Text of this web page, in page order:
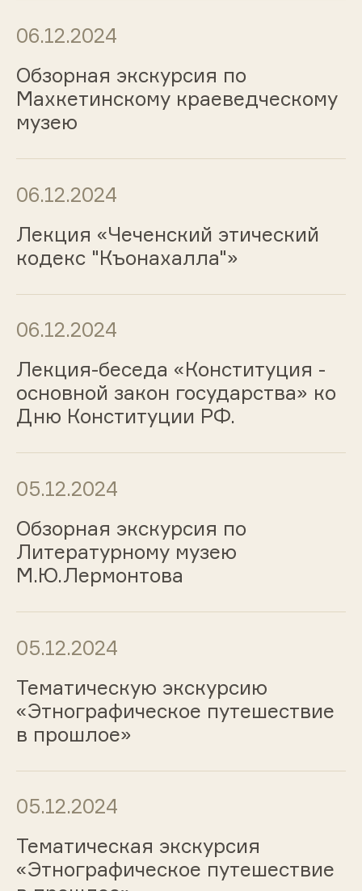
06.12.2024
Обзорная экскурсия по
Махкетинскому краеведческому
музею
06.12.2024
Лекция «Чеченский этический
кодекс "Къонахалла"»
06.12.2024
Лекция-беседа «Конституция -
основной закон государства» ко
Дню Конституции РФ.
05.12.2024
Обзорная экскурсия по
Литературному музею
М.Ю.Лермонтова
05.12.2024
Тематическую экскурсию
«Этнографическое путешествие
в прошлое»
05.12.2024
Тематическая экскурсия
«Этнографическое путешествие